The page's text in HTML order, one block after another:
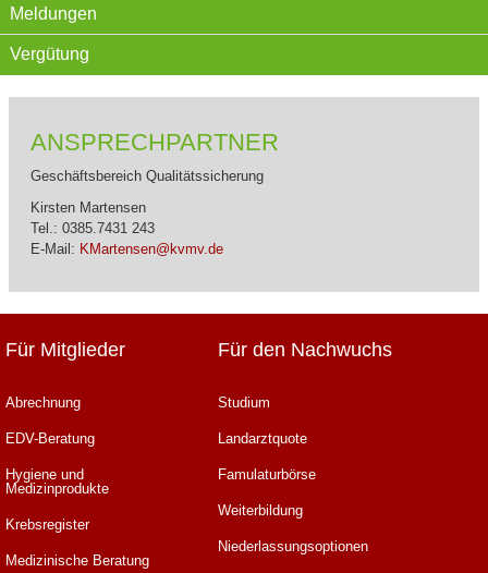
Meldungen
Vergütung
ANSPRECHPARTNER
Geschäftsbereich Qualitätssicherung
Kirsten Martensen
Tel.: 0385.7431 243
E-Mail: KMartensen@kvmv.de
Für Mitglieder
Abrechnung
EDV-Beratung
Hygiene und
Medizinprodukte
Krebsregister
Medizinische Beratung
Für den Nachwuchs
Studium
Landarztquote
Famulaturbörse
Weiterbildung
Niederlassungsoptionen